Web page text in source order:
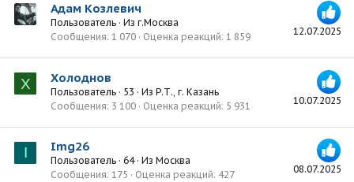
12.07.2025
Адам Козлевич
Пользователь · Из г.Москва
Сообщения 1 070 Оценка реакций 1 859
Х
10.07.2025
Холоднов
Пользователь · 53 · Из Р.Т., г. Казань
Сообщения 3 100 Оценка реакций 5 931
I
08.07.2025
Img26
Пользователь · 64 · Из Москва
Сообщения 175 Оценка реакций 427